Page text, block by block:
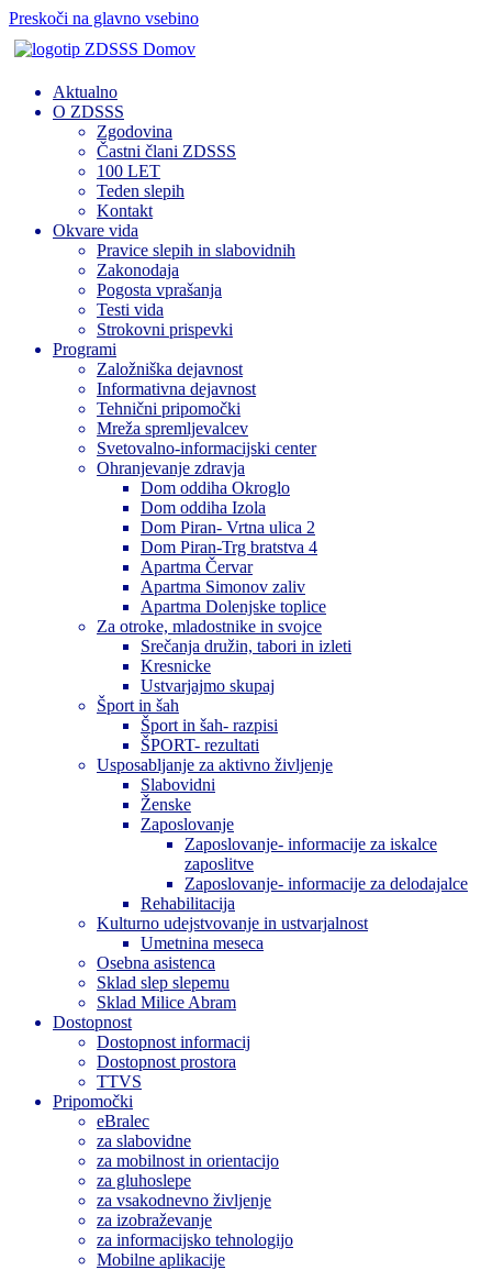
Preskoči na glavno vsebino
Domov
Aktualno
O ZDSSS
Zgodovina
Častni člani ZDSSS
100 LET
Teden slepih
Kontakt
Okvare vida
Pravice slepih in slabovidnih
Zakonodaja
Pogosta vprašanja
Testi vida
Strokovni prispevki
Programi
Založniška dejavnost
Informativna dejavnost
Tehnični pripomočki
Mreža spremljevalcev
Svetovalno-informacijski center
Ohranjevanje zdravja
Dom oddiha Okroglo
Dom oddiha Izola
Dom Piran- Vrtna ulica 2
Dom Piran-Trg bratstva 4
Apartma Červar
Apartma Simonov zaliv
Apartma Dolenjske toplice
Za otroke, mladostnike in svojce
Srečanja družin, tabori in izleti
Kresnicke
Ustvarjajmo skupaj
Šport in šah
Šport in šah- razpisi
ŠPORT- rezultati
Usposabljanje za aktivno življenje
Slabovidni
Ženske
Zaposlovanje
Zaposlovanje- informacije za iskalce
zaposlitve
Zaposlovanje- informacije za delodajalce
Rehabilitacija
Kulturno udejstvovanje in ustvarjalnost
Umetnina meseca
Osebna asistenca
Sklad slep slepemu
Sklad Milice Abram
Dostopnost
Dostopnost informacij
Dostopnost prostora
TTVS
Pripomočki
eBralec
za slabovidne
za mobilnost in orientacijo
za gluhoslepe
za vsakodnevno življenje
za izobraževanje
za informacijsko tehnologijo
Mobilne aplikacije